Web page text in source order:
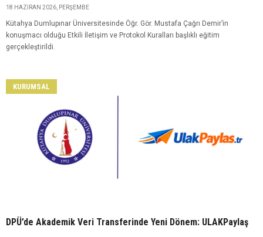
18 HAZIRAN 2026, PERŞEMBE
Kütahya Dumlupınar Üniversitesinde Öğr. Gör. Mustafa Çağrı Demir’in
konuşmacı olduğu Etkili İletişim ve Protokol Kuralları başlıklı eğitim
gerçekleştirildi.
KURUMSAL
DPÜ’de Akademik Veri Transferinde Yeni Dönem: ULAKPaylaş